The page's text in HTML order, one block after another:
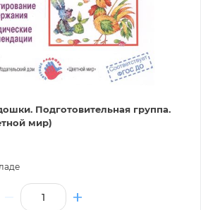
Подготовительная группа.
мир)